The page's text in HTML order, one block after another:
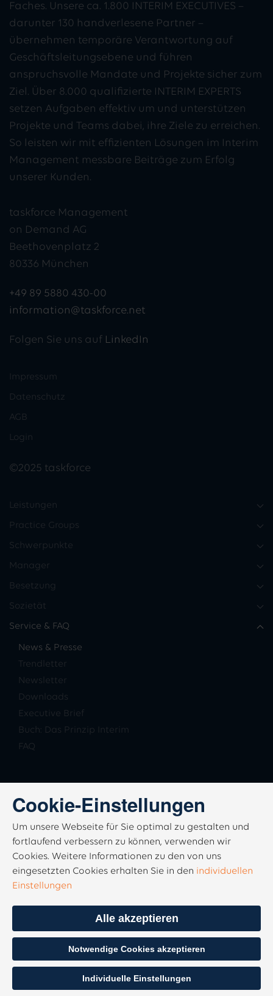
Faches. Unsere ca. 1.800 INTERIM EXECUTIVES –
darunter 130 handverlesene Partner –
übernehmen temporäre Verantwortung auf
Geschäftsleitungsebene und führen
anspruchsvolle Mandate und Projekte sicher zum
Ziel. Über 8.000 qualifizierte INTERIM EXPERTS
setzen Aufgaben effektiv um und unterstützen
Projekte und Teams dabei, ihre Ziele zu erreichen.
So leisten wir mit effizienten Lösungen im Interim
Management messbare Beiträge zum Erfolg
unserer Kunden.
taskforce Management
on Demand AG
Beethovenplatz 2
80336 München
+49 89 5880 430-00
information@taskforce.net
Folgen Sie uns auf LinkedIn
Impressum
Datenschutz
AGB
Login
©2025 taskforce
Leistungen
Practice Groups
Schwerpunkte
Manager
Besetzung
Sozietät
Service & FAQ
News & Presse
Trendletter
Newsletter
Downloads
Executive Brief
Buch: Das Prinzip Interim
FAQ
Cookie-Einstellungen
Um unsere Webseite für Sie optimal zu gestalten und
fortlaufend verbessern zu können, verwenden wir
Cookies. Weitere Informationen zu den von uns
eingesetzten Cookies erhalten Sie in den individuellen
Einstellungen
Alle akzeptieren
Notwendige Cookies akzeptieren
Individuelle Einstellungen